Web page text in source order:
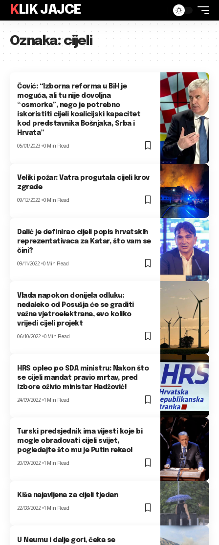
KLIK JAJCE
Oznaka:cijeli
Čović: “Izborna reforma u BiH je
moguća, ali tu nije dovoljna
“osmorka”, nego je potrebno
iskoristiti cijeli koalicijski kapacitet
kod predstavnika Bošnjaka, Srba i
Hrvata”
05/01/2023 0 Min Read
Veliki požar: Vatra progutala cijeli krov
zgrade
09/12/2022 0 Min Read
Dalić je definirao cijeli popis hrvatskih
reprezentativaca za Katar, što vam se
čini?
09/11/2022 0 Min Read
Vlada napokon donijela odluku:
nedaleko od Posušja će se graditi
važna vjetroelektrana, evo koliko
vrijedi cijeli projekt
06/10/2022 0 Min Read
HRS opleo po SDA ministru: Nakon što
se cijeli mandat pravio mrtav, pred
izbore oživio ministar Hadžović!
24/09/2022 1 Min Read
Turski predsjednik ima vijesti koje bi
mogle obradovati cijeli svijet,
pogledajte što mu je Putin rekao!
20/09/2022 1 Min Read
Kiša najavljena za cijeli tjedan
22/08/2022 1 Min Read
U Neumu i dalje gori, čeka se